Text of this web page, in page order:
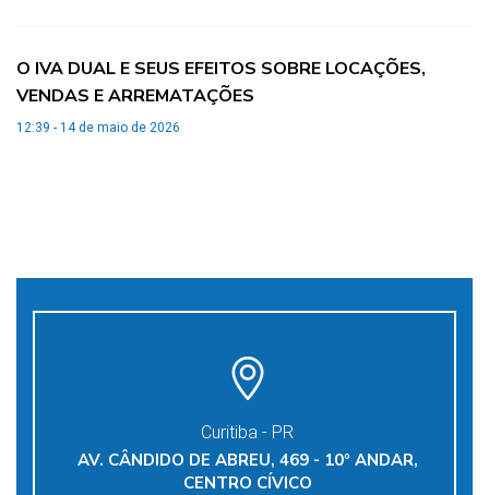
O IVA DUAL E SEUS EFEITOS SOBRE LOCAÇÕES,
VENDAS E ARREMATAÇÕES
12:39 - 14 de maio de 2026
Curitiba - PR
AV. CÂNDIDO DE ABREU, 469 - 10º ANDAR,
CENTRO CÍVICO